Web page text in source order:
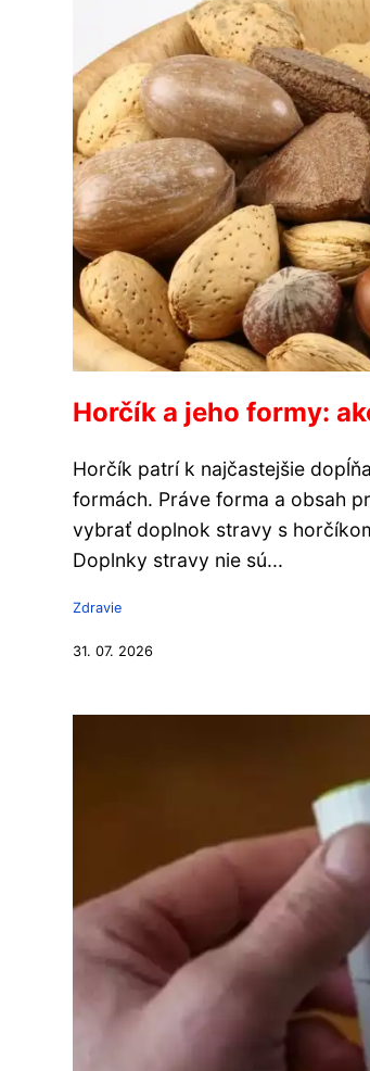
Horčík a jeho formy:
Horčík patrí k najčastejšie
formách. Práve forma a obsah
vybrať doplnok stravy s
Doplnky stravy nie sú...
Zdravie
31. 07. 2026